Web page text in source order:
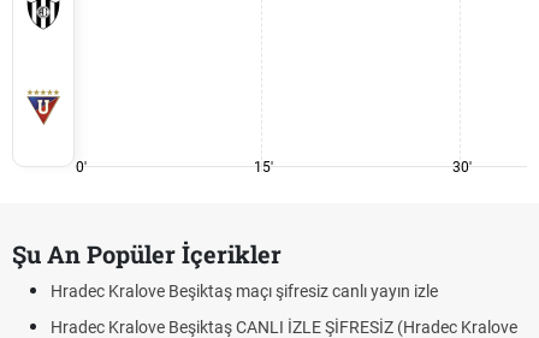
0' 15' 30'
Şu An Popüler İçerikler
Hradec Kralove Beşiktaş maçı şifresiz canlı yayın izle
Hradec Kralove Beşiktaş CANLI İZLE ŞİFRESİZ (Hradec Kralove